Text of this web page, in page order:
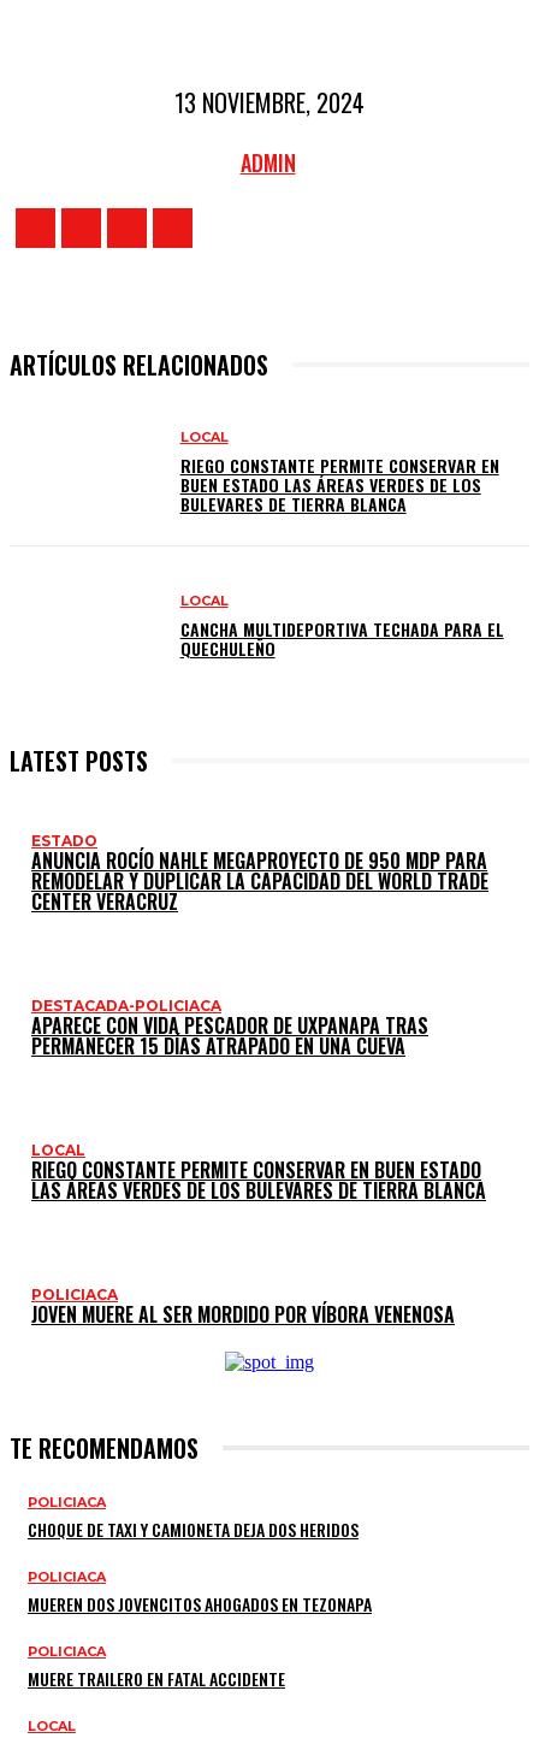
13 NOVIEMBRE, 2024
ADMIN
ARTÍCULOS RELACIONADOS
LOCAL
RIEGO CONSTANTE PERMITE CONSERVAR EN
BUEN ESTADO LAS ÁREAS VERDES DE LOS
BULEVARES DE TIERRA BLANCA
LOCAL
CANCHA MULTIDEPORTIVA TECHADA PARA EL
QUECHULEÑO
LATEST POSTS
ESTADO
ANUNCIA ROCÍO NAHLE MEGAPROYECTO DE 950 MDP PARA
REMODELAR Y DUPLICAR LA CAPACIDAD DEL WORLD TRADE
CENTER VERACRUZ
DESTACADA-POLICIACA
APARECE CON VIDA PESCADOR DE UXPANAPA TRAS
PERMANECER 15 DÍAS ATRAPADO EN UNA CUEVA
LOCAL
RIEGO CONSTANTE PERMITE CONSERVAR EN BUEN ESTADO
LAS ÁREAS VERDES DE LOS BULEVARES DE TIERRA BLANCA
POLICIACA
JOVEN MUERE AL SER MORDIDO POR VÍBORA VENENOSA
TE RECOMENDAMOS
POLICIACA
CHOQUE DE TAXI Y CAMIONETA DEJA DOS HERIDOS
POLICIACA
MUEREN DOS JOVENCITOS AHOGADOS EN TEZONAPA
POLICIACA
MUERE TRAILERO EN FATAL ACCIDENTE
LOCAL